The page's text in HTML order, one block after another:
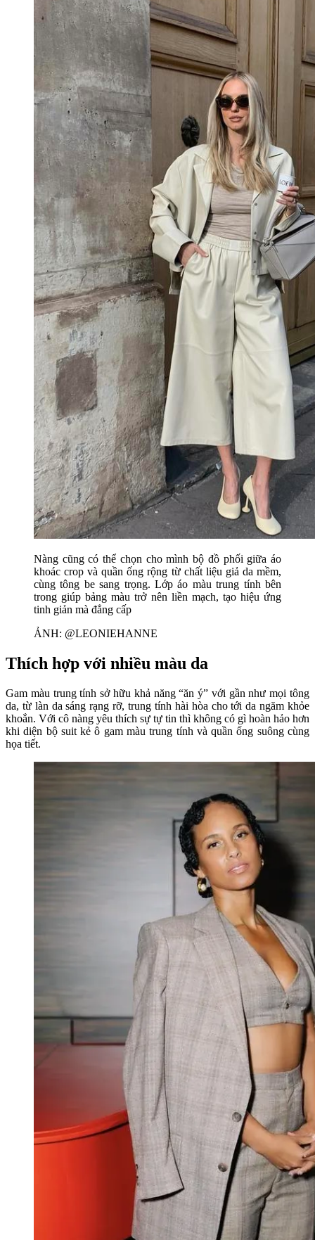
Nàng cũng có thể chọn cho mình bộ đồ phối giữa áo
khoác crop và quần ống rộng từ chất liệu giả da mềm,
cùng tông be sang trọng. Lớp áo màu trung tính bên
trong giúp bảng màu trở nên liền mạch, tạo hiệu ứng
tinh giản mà đẳng cấp
ẢNH: @LEONIEHANNE
Thích hợp với nhiều màu da
Gam màu trung tính sở hữu khả năng “ăn ý” với gần như mọi tông
da, từ làn da sáng rạng rỡ, trung tính hài hòa cho tới da ngăm khỏe
khoắn. Với cô nàng yêu thích sự tự tin thì không có gì hoàn hảo hơn
khi diện bộ suit kẻ ô gam màu trung tính và quần ống suông cùng
họa tiết.